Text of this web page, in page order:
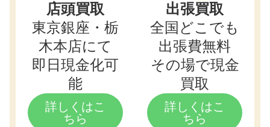
店頭買取
東京銀座・栃
木本店にて
即日現金化可
能
詳しくはこ
ちら
出張買取
全国どこでも
出張費無料
その場で現金
買取
詳しくはこ
ちら